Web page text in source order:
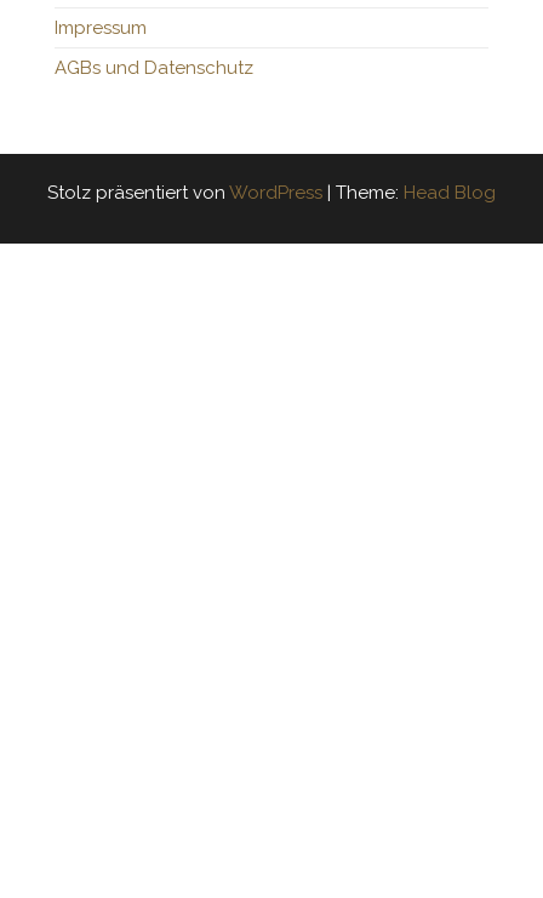
Impressum
AGBs und Datenschutz
Stolz präsentiert von WordPress | Theme: Head Blog